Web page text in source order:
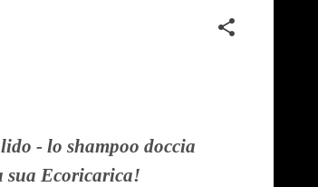
- lo shampoo doccia
sua Ecoricarica!